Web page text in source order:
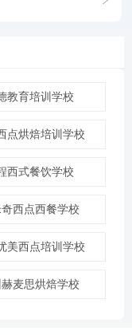
教育培训学校
点烘焙培训学校
西式餐饮学校
西点西餐学校
美西点培训学校
麦思烘焙学校